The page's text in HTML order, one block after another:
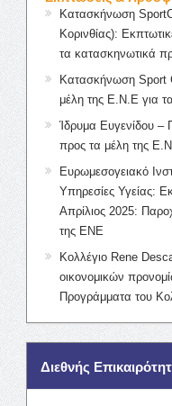
Κατασκήνωση
Κορινθίας):
τα κατασκηνωτικά
Κατασκήνωση Sport
μέλη της Ε.Ν.Ε για
Ίδρυμα Ευγενίδου –
προς τα μέλη της
Ευρωμεσογειακό
Υπηρεσίες Υγείας:
Απρίλιος 2025:
της ΕΝΕ
Κολλέγιο Rene
οικονομικών
Προγράμματα του
Διεθνής